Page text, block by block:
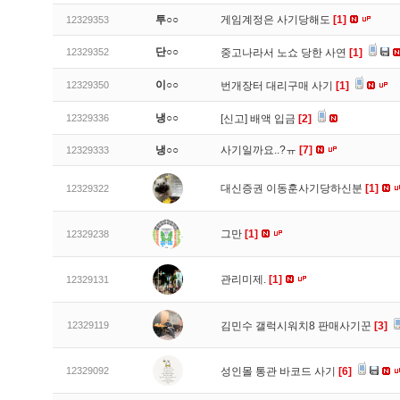
12329353 투○○ 게임계정은 사기당해도 [1]
12329352 단○○ 중고나라서 노쇼 당한 사연 [1]
12329350 이○○ 번개장터 대리구매 사기 [1]
12329336 냉○○ [신고] 배액 입금 [2]
12329333 냉○○ 사기일까요..?ㅠ [7]
12329322 대신증권 이동훈사기당하신분 [1]
12329238 그만 [1]
12329131 관리미제. [1]
12329119 김민수 갤럭시워치8 판매사기꾼 [3]
12329092 성인몰 통관 바코드 사기 [6]